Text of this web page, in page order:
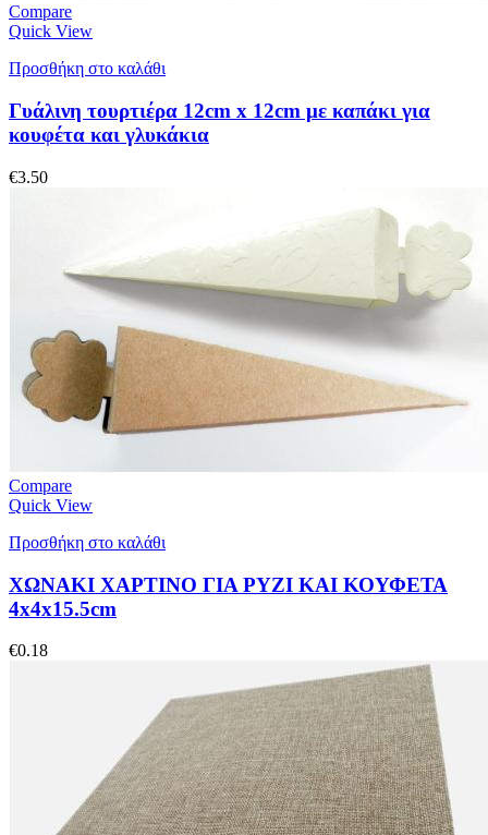
Compare
Quick View
Προσθήκη στο καλάθι
Γυάλινη τουρτιέρα 12cm x 12cm με καπάκι για
κουφέτα και γλυκάκια
€3.50
Compare
Quick View
Προσθήκη στο καλάθι
ΧΩΝΑΚΙ ΧΑΡΤΙΝΟ ΓΙΑ ΡΥΖΙ ΚΑΙ ΚΟΥΦΕΤΑ
4x4x15.5cm
€0.18